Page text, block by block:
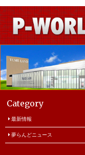
Category
最新情報
夢らんどニュース